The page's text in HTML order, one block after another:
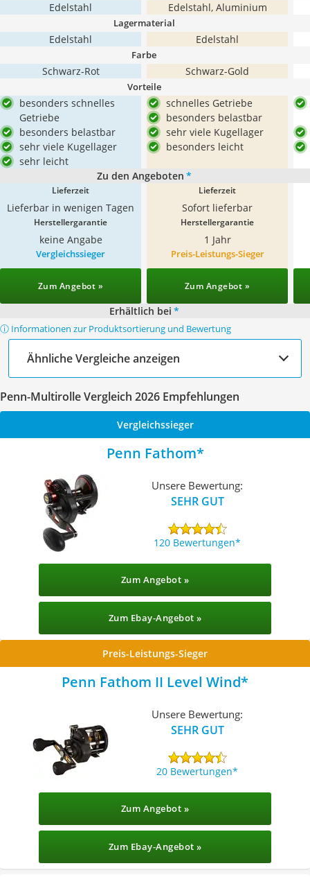
Edelstahl Edelstahl, Aluminium
Lagermaterial
Edelstahl Edelstahl
Farbe
Schwarz-Rot Schwarz-Gold
Vorteile
besonders schnelles
Getriebe
besonders belastbar
sehr viele Kugellager
sehr leicht
schnelles Getriebe
besonders belastbar
sehr viele Kugellager
besonders leicht
Zu den Angeboten *
Lieferzeit
Lieferbar in wenigen Tagen
Lieferzeit
Sofort lieferbar
Herstellergarantie
keine Angabe
Herstellergarantie
1 Jahr
Vergleichssieger
Zum Angebot »
Preis-Leistungs-Sieger
Zum Angebot »
Erhältlich bei *
ⓘ Informationen zur Produktsortierung und Bewertung
Ähnliche Vergleiche anzeigen
Penn-Multirolle Vergleich 2026 Empfehlungen
Vergleichssieger
Penn Fathom
Unsere Bewertung:
SEHR GUT
120 Bewertungen
Zum Angebot »
Zum Ebay-Angebot »
Preis-Leistungs-Sieger
Penn Fathom II Level Wind
Unsere Bewertung:
SEHR GUT
20 Bewertungen
Zum Angebot »
Zum Ebay-Angebot »